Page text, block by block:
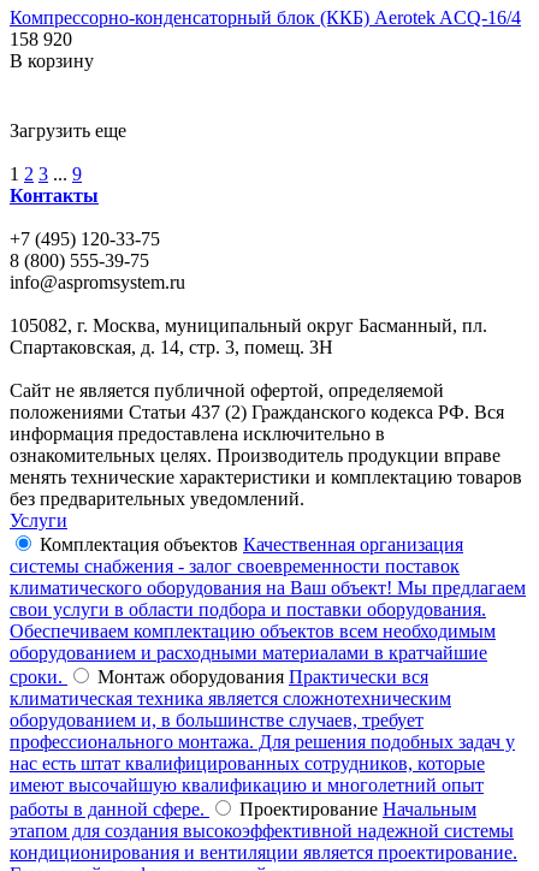
Компрессорно-конденсаторный блок (ККБ) Aerotek ACQ-16/4
158 920
В корзину
Загрузить еще
1 2 3 ... 9
Контакты
+7 (495) 120-33-75
8 (800) 555-39-75
info@aspromsystem.ru
105082, г. Москва, муниципальный округ Басманный, пл.
Спартаковская, д. 14, стр. 3, помещ. 3Н
Сайт не является публичной офертой, определяемой
положениями Статьи 437 (2) Гражданского кодекса РФ. Вся
информация предоставлена исключительно в
ознакомительных целях. Производитель продукции вправе
менять технические характеристики и комплектацию товаров
без предварительных уведомлений.
Услуги
Комплектация объектов Качественная организация
системы снабжения - залог своевременности поставок
климатического оборудования на Ваш объект! Мы предлагаем
свои услуги в области подбора и поставки оборудования.
Обеспечиваем комплектацию объектов всем необходимым
оборудованием и расходными материалами в кратчайшие
сроки.
Монтаж оборудования Практически вся
климатическая техника является сложнотехническим
оборудованием и, в большинстве случаев, требует
профессионального монтажа. Для решения подобных задач у
нас есть штат квалифицированных сотрудников, которые
имеют высочайшую квалификацию и многолетний опыт
работы в данной сфере.
Проектирование Начальным
этапом для создания высокоэффективной надежной системы
кондиционирования и вентиляции является проектирование.